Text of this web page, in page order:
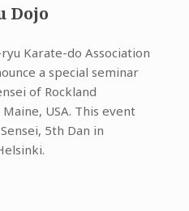
Dojo
Karate-do Association
a special seminar
of Rockland
USA. This event
5th Dan in